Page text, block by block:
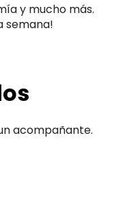
y mucho más.
semana!
acompañante.